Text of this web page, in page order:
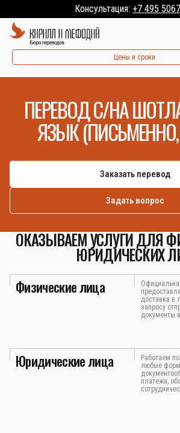
Консультация: +7 495
Цены и сроки
ПЕРЕВОД С/НА
ЯЗЫК
Заказать перевод
Задать вопрос
ОКАЗЫВАЕМ УСЛУГИ ДЛЯ
ЮРИДИЧЕСКИХ
Физические лица
доставка в
запросу
документы
Юридические лица
Работаем
любые
платежа,